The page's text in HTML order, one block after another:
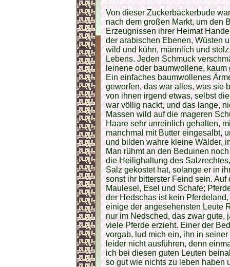
Von dieser Zuckerbäckerbude
nach dem großen Markt, um den
Erzeugnissen ihrer Heimat
der arabischen Ebenen, Wüsten
wild und kühn, männlich und
Lebens. Jeden Schmuck
leinene oder baumwollene,
Ein einfaches baumwollenes
geworfen, das war alles, was sie
von ihnen irgend etwas, selbst
war völlig nackt, und das lange,
Massen wild auf die mageren
Haare sehr unreinlich gehalten,
manchmal mit Butter eingesalbt,
und bilden wahre kleine Wälder,
Man rühmt an den Beduinen
die Heilighaltung des
Salz gekostet hat, solange er in
sonst ihr bitterster Feind sein.
Maulesel, Esel und Schafe;
der Hedschas ist kein
einige der angesehensten Leute
nur im Nedsched, das zwar gute,
viele Pferde erzieht. Einer der
vorgab, lud mich ein, ihn in
leider nicht ausführen, denn
ich bei diesen guten Leuten
so gut wie nichts zu leben haben